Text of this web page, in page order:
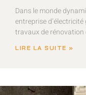
Dans le monde
entreprise
travaux de
LIRE LA SUITE »